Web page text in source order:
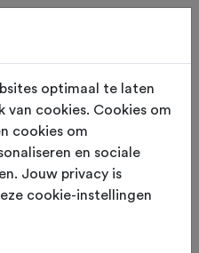
voor:
sportieve fietsers op
optimaal te laten
van cookies. Cookies om
cookies om
en sociale
Jouw privacy is
cookie-instellingen